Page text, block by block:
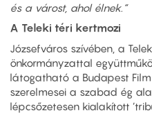
és a várost, ahol élnek.“
A Teleki téri kertmozi
Józsefváros szívében, a
önkormányzattal
látogatható a Budapest
szerelmesei a szabad ég
lépcsőzetesen kialakított